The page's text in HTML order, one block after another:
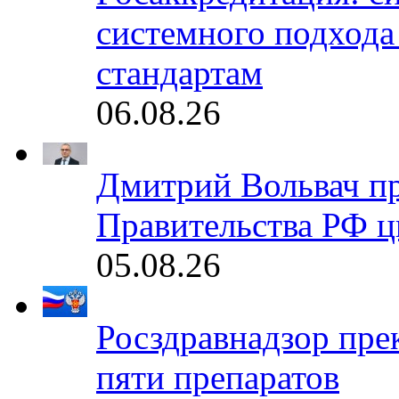
системного
стандартам
06.08.26
Дмитрий Вольвач
Правительства РФ
05.08.26
Росздравнадзор
пяти препаратов